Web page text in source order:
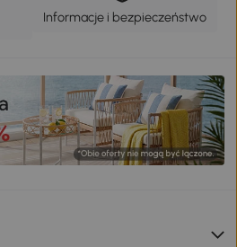
Informacje i bezpieczeństwo